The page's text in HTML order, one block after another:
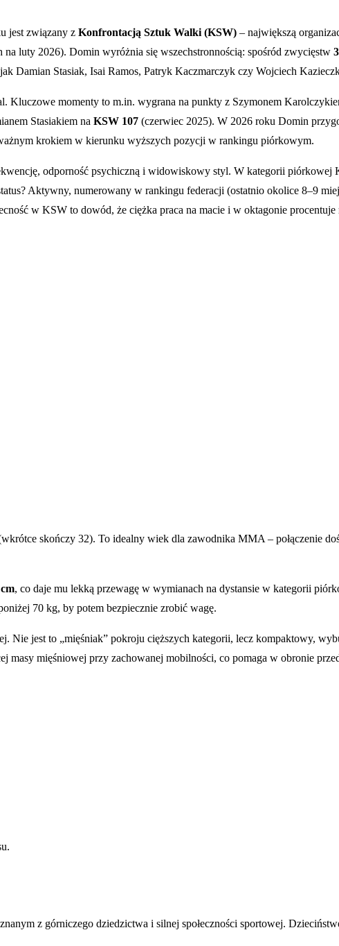
jest związany z Konfrontacją Sztuk Walki (KSW) – największą
na luty 2026). Domin wyróżnia się wszechstronnością: spośród zwycięstw 3
Damian Stasiak, Isai Ramos, Patryk Kaczmarczyk czy Wojciech
Kluczowe momenty to m.in. wygrana na punkty z Szymonem
Stasiakiem na KSW 107 (czerwiec 2025). W 2026 roku Domin
krokiem w kierunku wyższych pozycji w rankingu piórkowym.
odporność psychiczną i widowiskowy styl. W kategorii piórkowej
Aktywny, numerowany w rankingu federacji (ostatnio okolice 8–9
w KSW to dowód, że ciężka praca na macie i w oktagonie
skończy 32). To idealny wiek dla zawodnika MMA – połączenie
, co daje mu lekką przewagę w wymianach na dystansie w kategorii
70 kg, by potem bezpiecznie zrobić wagę.
Nie jest to „mięśniak” pokroju cięższych kategorii, lecz kompaktowy,
mięśniowej przy zachowanej mobilności, co pomaga w obronie
z górniczego dziedzictwa i silnej społeczności sportowej.